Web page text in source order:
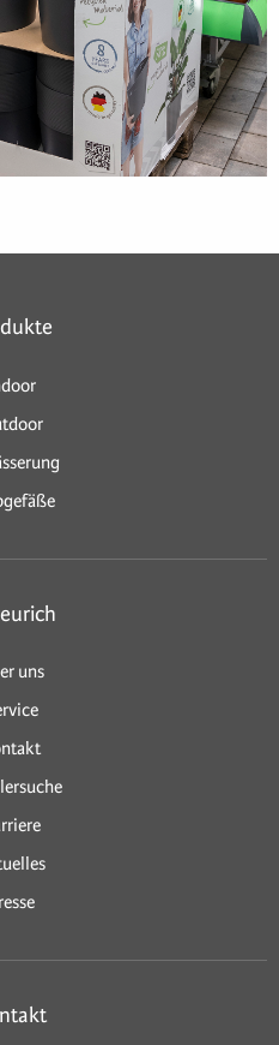
uns